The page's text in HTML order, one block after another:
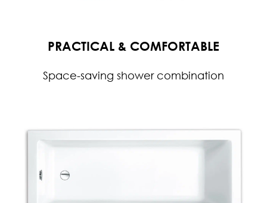
PRACTICAL & COMFORTABLE
Space-saving shower combination